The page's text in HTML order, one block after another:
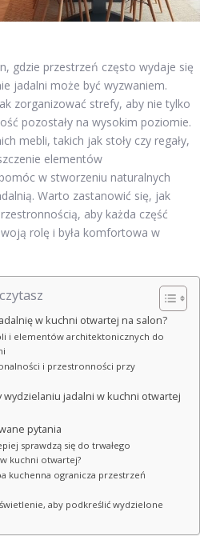
gdzie przestrzeń często wydaje się
jadalni może być wyzwaniem.
zorganizować strefy, aby nie tylko
pozostały na wysokim poziomie.
mebli, takich jak stoły czy regały,
elementów
w stworzeniu naturalnych
Warto zastanowić się, jak
aby każda część
rolę i była komfortowa w
w kuchni otwartej na salon?
i elementów architektonicznych do
i przestronności przy
wydzielaniu jadalni w kuchni otwartej
pytania
sprawdzą się do trwałego
kuchni otwartej?
kuchenna ogranicza przestrzeń
aby podkreślić wydzielone